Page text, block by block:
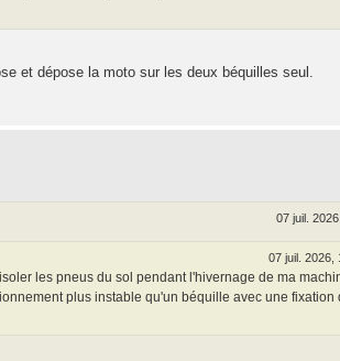
et dépose la moto sur les deux béquilles seul.
07 juil.
07 juil. 2026,
les pneus du sol pendant l'hivernage de ma
plus instable qu'un béquille avec une fixation